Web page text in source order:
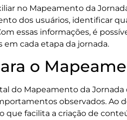
no Mapeamento da
dos usuários, identificar
essas informações, é
cada etapa da jornada.
o
do Mapeamento da
observados. Ao
que facilita a criação de